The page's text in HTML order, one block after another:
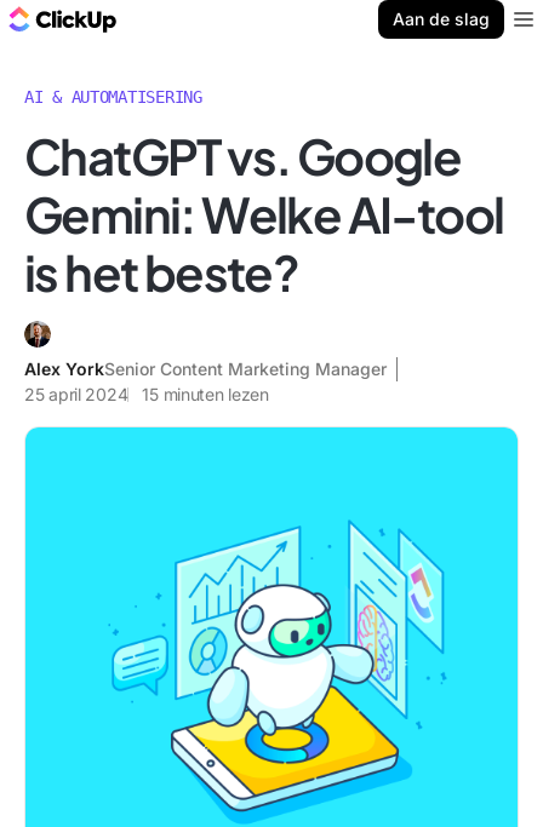
Aan de slag
AI & AUTOMATISERING
ChatGPT vs. Google
Gemini: Welke AI-tool
is het beste?
Alex YorkSenior Content Marketing Manager
25 april 2024
15 minuten lezen